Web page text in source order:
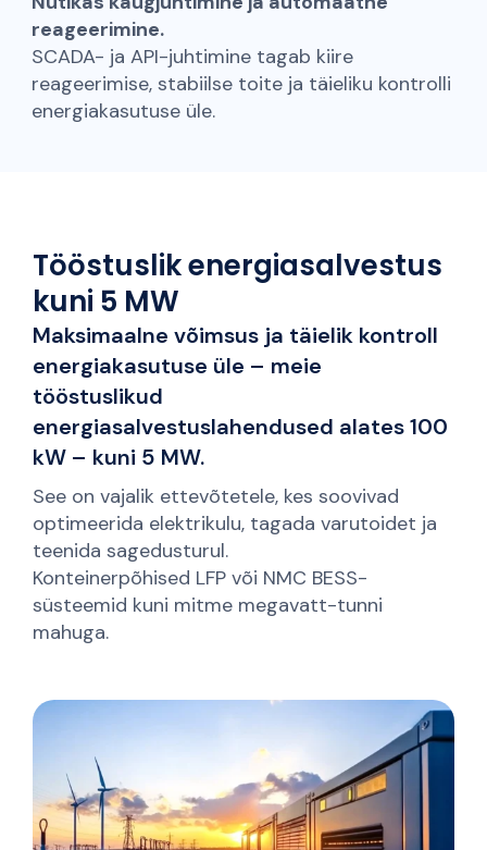
reageerimine.
SCADA- ja API-juhtimine tagab kiire
reageerimise, stabiilse toite ja täieliku kontrolli
energiakasutuse üle.
Tööstuslik energiasalvestus
kuni 5 MW
Maksimaalne võimsus ja täielik kontroll
energiakasutuse üle – meie
tööstuslikud
energiasalvestuslahendused alates 100
kW – kuni 5 MW.
See on vajalik ettevõtetele, kes soovivad
optimeerida elektrikulu, tagada varutoidet ja
teenida sagedusturul.
Konteinerpõhised LFP või NMC BESS-
süsteemid kuni mitme megavatt-tunni
mahuga.